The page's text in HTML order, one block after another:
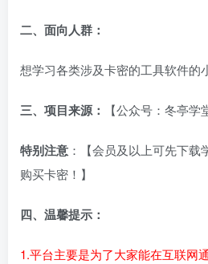
二、面向人群：
想学习各类涉及卡密的工具软件的
三、 项目来源： 【公众号：冬亭学
特别注意 ：【会员及以上可先下
购买卡密！】
四、温馨提示：
1.平台主要是为了大家能在互联网